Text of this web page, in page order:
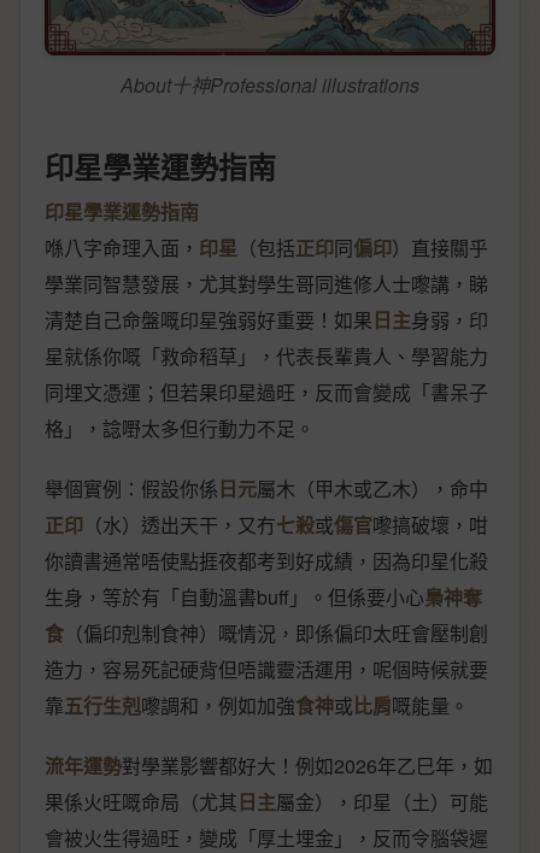
About十神Professional illustrations
印星學業運勢指南
印星學業運勢指南
喺八字命理入面， 印星 （包括正印同偏印）直接關乎
學業同智慧發展，尤其對學生哥同進修人士嚟講，睇
清楚自己命盤嘅印星強弱好重要！如果日主身弱，印
星就係你嘅「救命稻草」，代表長輩貴人、學習能力
同埋文憑運；但若果印星過旺，反而會變成「書呆子
格」，諗嘢太多但行動力不足。
舉個實例：假設你係日元屬木（甲木或乙木），命中
正印 （水）透出天干，又冇七殺或傷官嚟搞破壞，咁
你讀書通常唔使點捱夜都考到好成績，因為印星化殺
生身，等於有「自動溫書buff」。但係要小心梟神奪
食 （偏印剋制食神）嘅情況，即係偏印太旺會壓制創
造力，容易死記硬背但唔識靈活運用，呢個時候就要
靠五行生剋嚟調和，例如加強食神或比肩嘅能量。
流年運勢對學業影響都好大！例如2026年乙巳年，如
果係火旺嘅命局（尤其日主屬金），印星（土）可能
會被火生得過旺，變成「厚土埋金」，反而令腦袋遲